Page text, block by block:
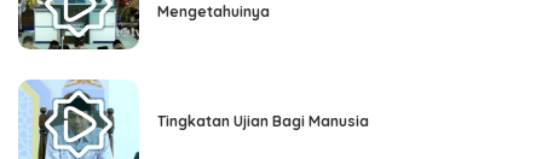
Mengetahuinya
Tingkatan Ujian Bagi Manusia